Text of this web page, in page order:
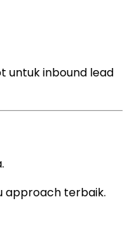
untuk inbound lead
approach terbaik.